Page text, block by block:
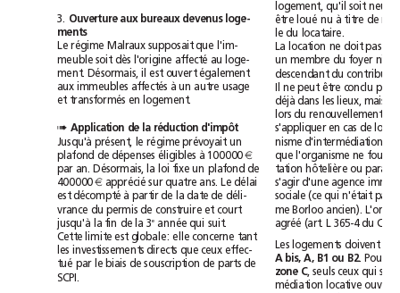
3. Ouverture aux bureaux devenus
loge-
ments
Le
régime Malraux supposait que
l'im-
meuble
soit dès l'origine affecté au
loge-
ment.
Désormais, est ouvert
également
aux
immeubles affectés à un autre
usage
et
transformés en logement.
➠ Application de la réduction d'impôt
Jusqu'à présent, le régime prévoyait un
plafond de dépenses éligibles à 100000 €
par an. Désormais, la loi fixe un plafond
de
400000 € apprécié sur quatre ans. Le délai
est décompté à partir de la date de
déli-
vrance
du permis de construire et court
jusqu'à la fin de la 3e année qui
suit.
Cette
limite est globale: elle concerne
tant
les
investissements directs que ceux effec-
tué par le biais de souscription de parts
de
SCPI.
logement,
soit
être
loué nu à titre
de
le
du
locataire.
La
location ne doit pas
un
membre du foyer ni
descendant
du
ne peut être conclu
déjà dans les lieux, mais
lors du renouvellement
s'appliquer
en cas
de
nisme
d'intermédiation
que
l'organisme
ne
tation
hôtelière
ou
s'agir
d'une
agence
sociale
(ce qui n'était
me
Borloo ancien).
agréé (art. L 365-4 du
Les
logements doivent
A
bis, A, B1 ou B2.
zone C, seuls ceux qui
médiation
locative